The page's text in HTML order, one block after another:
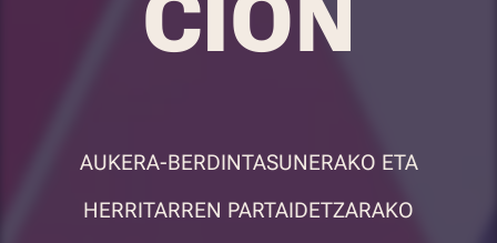
CIÓN
AUKERA-BERDINTASUNERAKO ETA
HERRITARREN PARTAIDETZARAKO